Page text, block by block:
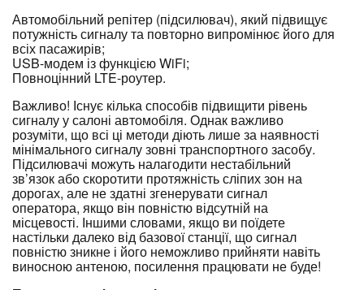
Автомобільний репітер (підсилювач), який підвищує
потужність сигналу та повторно випромінює його для
всіх пасажирів;
USB-модем із функцією WiFi;
Повноцінний LTE-роутер.
Важливо! Існує кілька способів підвищити рівень
сигналу у салоні автомобіля. Однак важливо
розуміти, що всі ці методи діють лише за наявності
мінімального сигналу зовні транспортного засобу.
Підсилювачі можуть налагодити нестабільний
зв’язок або скоротити протяжність сліпих зон на
дорогах, але не здатні згенерувати сигнал
оператора, якщо він повністю відсутній на
місцевості. Іншими словами, якщо ви поїдете
настільки далеко від базової станції, що сигнал
повністю зникне і його неможливо прийняти навіть
виносною антеною, посилення працювати не буде!